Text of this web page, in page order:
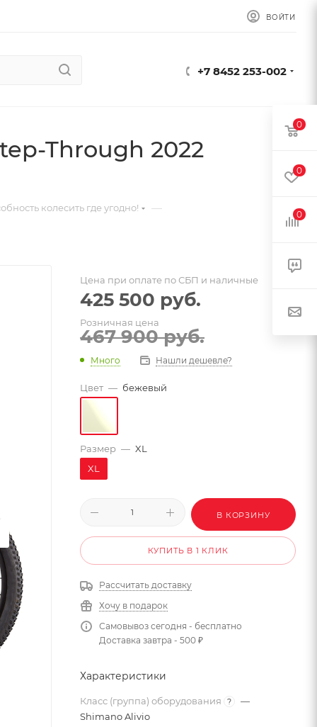
ВОЙТИ
+7 8452 253-002
Through 2022
колесить где угодно! —
Цена при оплате по СБП и наличные
425 500 руб.
Розничная цена
467 900руб.
Много Нашли дешевле?
Цвет — бежевый
Размер — XL
XL
В КОРЗИНУ
КУПИТЬ В 1 КЛИК
Рассчитать доставку
Хочу в подарок
Самовывоз сегодня - бесплатно
Доставка завтра - 500 ₽
Характеристики
Класс (группа) оборудования ?
—
Shimano Alivio
0
0
0